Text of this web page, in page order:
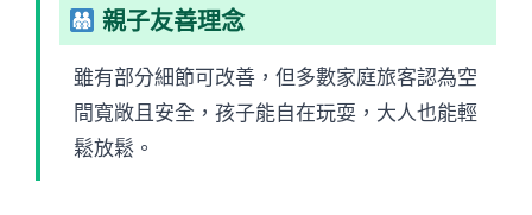
親子友善理念
雖有部分細節可改善，但多數家庭旅客認為空
間寬敞且安全，孩子能自在玩耍，大人也能輕
鬆放鬆。